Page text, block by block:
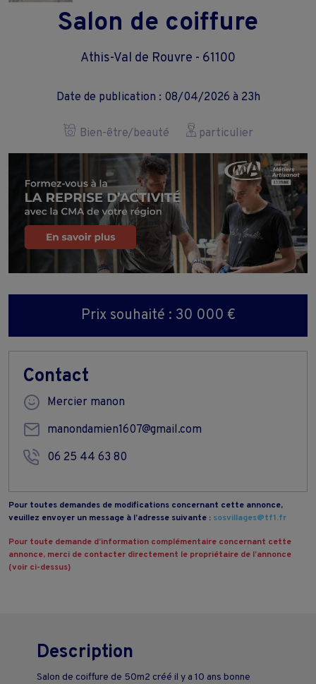
Salon de coiffure
Athis-Val de Rouvre - 61100
Date de publication : 08/04/2026 à 23h
Bien-être/beauté particulier
Prix souhaité : 30 000 €
Contact
Mercier manon
manondamien1607@gmail.com
06 25 44 63 80
Pour toutes demandes de modifications concernant cette annonce,
veuillez envoyer un message à l’adresse suivante : sosvillages@tf1.fr
Pour toute demande d’information complémentaire concernant cette
annonce, merci de contacter directement le propriétaire de l’annonce
(voir ci-dessus)
Description
Salon de coiffure de 50m2 créé il y a 10 ans bonne